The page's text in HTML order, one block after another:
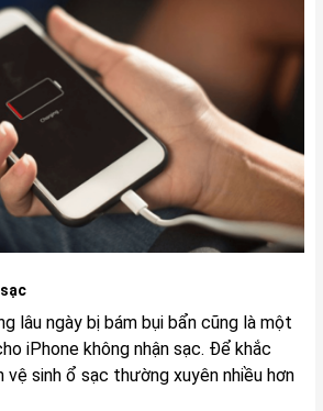
lâu ngày bị bám bụi bẩn cũng là một
iPhone không nhận sạc. Để khắc
vệ sinh ổ sạc thường xuyên nhiều hơn